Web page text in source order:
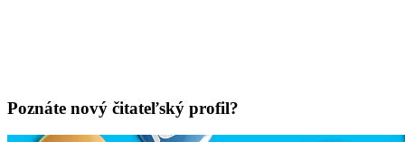
Poznáte nový čitateľský profil?